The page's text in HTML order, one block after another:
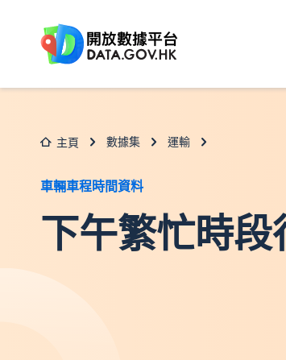
主頁 數據集 運輸
車輛車程時間資料
下午繁忙時